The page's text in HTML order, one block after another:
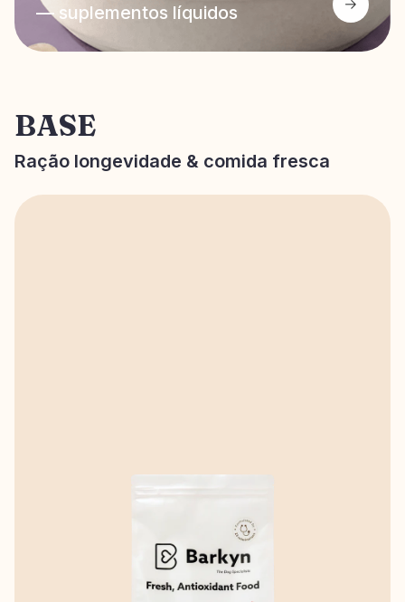
— suplementos líquidos
BASE
Ração longevidade & comida fresca